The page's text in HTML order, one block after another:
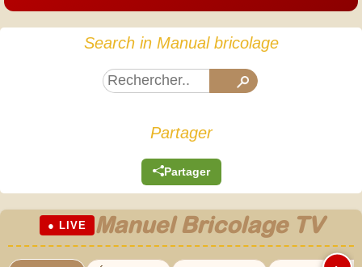
Search in Manual bricolage
Partager
Partager
● LIVE Manuel Bricolage TV